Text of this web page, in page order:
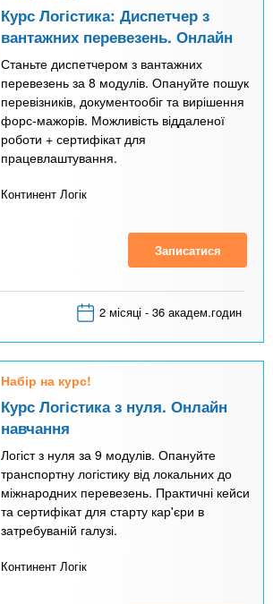
Курс Логістика: Диспетчер з
вантажних перевезень. Онлайн
Станьте диспетчером з вантажних
перевезень за 8 модулів. Опануйте пошук
перевізників, документообіг та вирішення
форс-мажорів. Можливість віддаленої
роботи + сертифікат для
працевлаштування.
Континент Логік
Записатися
2 місяці - 36 академ.годин
Набір на курс!
Курс Логістика з нуля. Онлайн
навчання
Логіст з нуля за 9 модулів. Опануйте
транспортну логістику від локальних до
міжнародних перевезень. Практичні кейси
та сертифікат для старту кар'єри в
затребуваній галузі.
Континент Логік